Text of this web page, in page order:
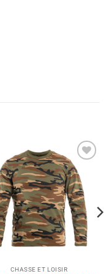
Ajouter
à la liste
de
souhaits
CHASSE ET LOISIR